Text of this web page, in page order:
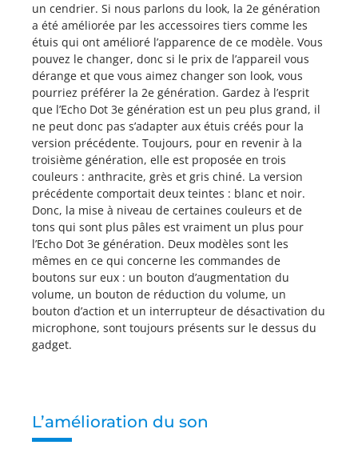
un cendrier. Si nous parlons du look, la 2e génération
a été améliorée par les accessoires tiers comme les
étuis qui ont amélioré l’apparence de ce modèle. Vous
pouvez le changer, donc si le prix de l’appareil vous
dérange et que vous aimez changer son look, vous
pourriez préférer la 2e génération. Gardez à l’esprit
que l’Echo Dot 3e génération est un peu plus grand, il
ne peut donc pas s’adapter aux étuis créés pour la
version précédente. Toujours, pour en revenir à la
troisième génération, elle est proposée en trois
couleurs : anthracite, grès et gris chiné. La version
précédente comportait deux teintes : blanc et noir.
Donc, la mise à niveau de certaines couleurs et de
tons qui sont plus pâles est vraiment un plus pour
l’Echo Dot 3e génération. Deux modèles sont les
mêmes en ce qui concerne les commandes de
boutons sur eux : un bouton d’augmentation du
volume, un bouton de réduction du volume, un
bouton d’action et un interrupteur de désactivation du
microphone, sont toujours présents sur le dessus du
gadget.
L’amélioration du son